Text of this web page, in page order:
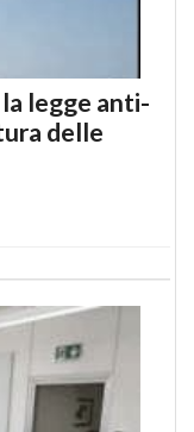
legge anti-
delle